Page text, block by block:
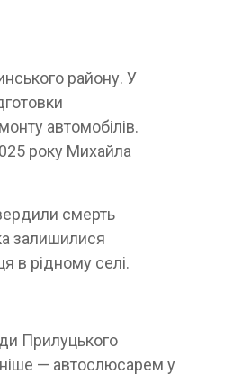
району. У
автомобілів.
року Михайла
смерть
залишилися
в рідному селі.
Прилуцького
— автослюсарем у